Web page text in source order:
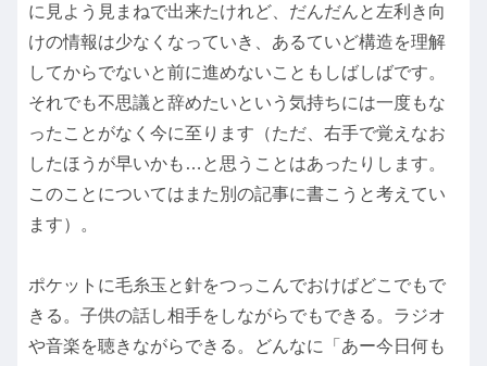
に見よう見まねで出来たけれど、だんだんと左利き向
けの情報は少なくなっていき、あるていど構造を理解
してからでないと前に進めないこともしばしばです。
それでも不思議と辞めたいという気持ちには一度もな
ったことがなく今に至ります（ただ、右手で覚えなお
したほうが早いかも…と思うことはあったりします。
このことについてはまた別の記事に書こうと考えてい
ます）。
ポケットに毛糸玉と針をつっこんでおけばどこでもで
きる。子供の話し相手をしながらでもできる。ラジオ
や音楽を聴きながらできる。どんなに「あー今日何も